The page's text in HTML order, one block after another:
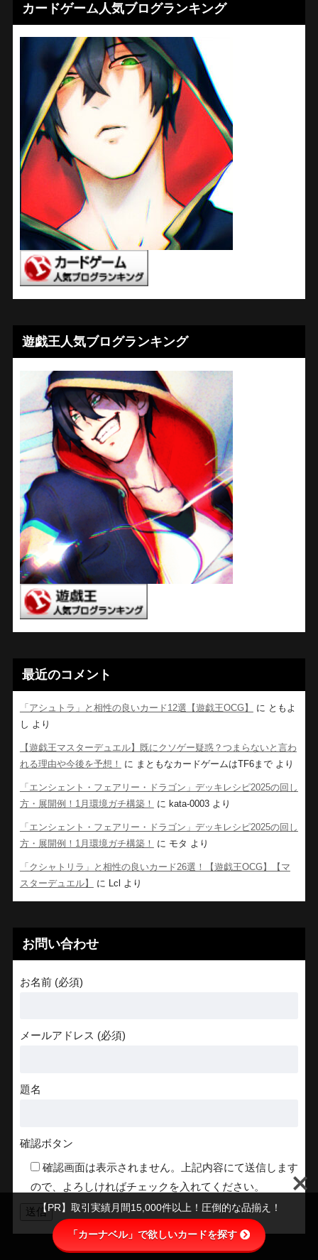
カードゲーム人気ブログランキング
遊戯王人気ブログランキング
最近のコメント
「アシュトラ」と相性の良いカード12選【遊戯王OCG】 に ともよ
し より
【遊戯王マスターデュエル】既にクソゲー疑惑？つまらないと言わ
れる理由や今後を予想！
に まともなカードゲームはTF6までより
「エンシェント・フェアリー・ドラゴン」デッキレシピ2025の回し
方・展開例！1月環境ガチ構築！
に kata-0003より
「エンシェント・フェアリー・ドラゴン」デッキレシピ2025の回し
方・展開例！1月環境ガチ構築！
に モタ より
「クシャトリラ」と相性の良いカード26選！【遊戯王OCG】【マ
スターデュエル】
に Lcl より
お問い合わせ
お名前 (必須)
メールアドレス (必須)
題名
確認ボタン
確認画面は表示されません。上記内容にて送信します
ので、よろしければチェックを入れてください。
【PR】取引実績月間15,000件以上！圧倒的な品揃え！
「カーナベル」で欲しいカードを探す